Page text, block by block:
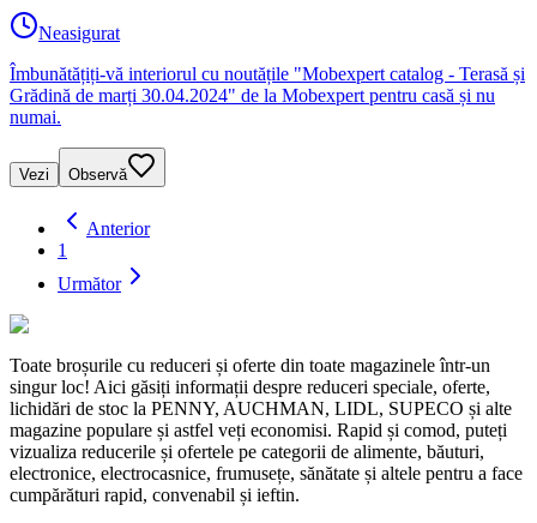
Neasigurat
Îmbunătățiți-vă interiorul cu noutățile "Mobexpert catalog - Terasă și
Grădină de marți 30.04.2024" de la Mobexpert pentru casă și nu
numai.
Vezi Observă
Anterior
1
Următor
Toate broșurile cu reduceri și oferte din toate magazinele într-un
singur loc! Aici găsiți informații despre reduceri speciale, oferte,
lichidări de stoc la PENNY, AUCHMAN, LIDL, SUPECO și alte
magazine populare și astfel veți economisi. Rapid și comod, puteți
vizualiza reducerile și ofertele pe categorii de alimente, băuturi,
electronice, electrocasnice, frumusețe, sănătate și altele pentru a face
cumpărături rapid, convenabil și ieftin.